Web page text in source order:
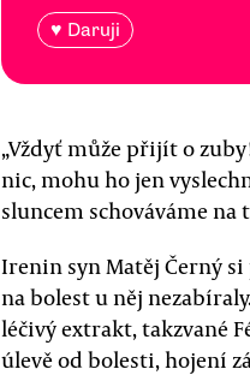
♥ Daruji
„Vždyť může přijít o
nic, mohu ho jen
sluncem schováváme
Irenin syn Matěj Černý
na bolest u něj
léčivý extrakt, takzvané
úlevě od bolesti, hojení